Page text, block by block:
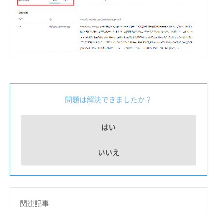
問題は解決できましたか？
はい
いいえ
関連記事